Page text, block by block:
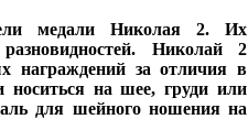
медали Николая 2. Их
Николай 2
награждений за отличия в
носиться на шее, груди или
для шейного ношения на